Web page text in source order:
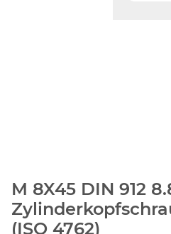
M 8X45 DIN 912
(ISO 4762)